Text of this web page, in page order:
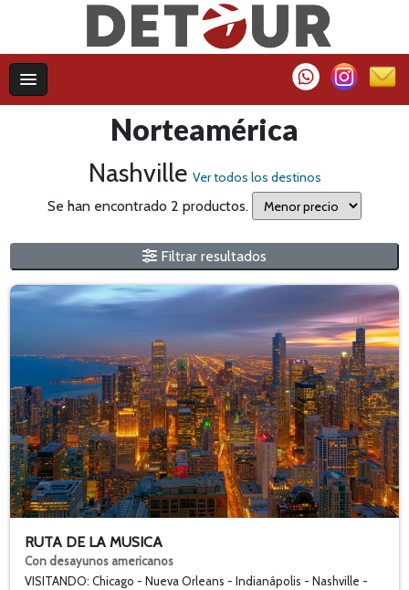
Norteamérica
Nashville Ver todos los destinos
Se han encontrado 2 productos.
Filtrar resultados
RUTA DE LA MUSICA
Con desayunos americanos
VISITANDO: Chicago - Nueva Orleans - Indianápolis - Nashville -